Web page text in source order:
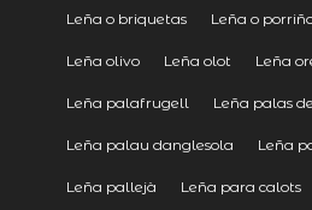
Leña o briquetas Leña o
Leña olivo Leña olot Leña
Leña palafrugell Leña palas
Leña palau danglesola Leña
Leña pallejà Leña para calots